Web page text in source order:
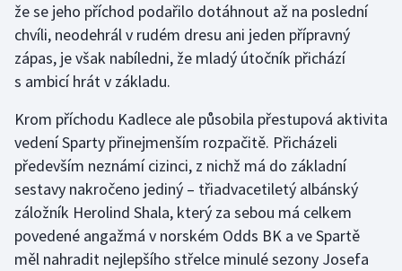
že se jeho příchod podařilo dotáhnout až na poslední
chvíli, neodehrál v rudém dresu ani jeden přípravný
zápas, je však nabíledni, že mladý útočník přichází
s ambicí hrát v základu.
Krom příchodu Kadlece ale působila přestupová aktivita
vedení Sparty přinejmenším rozpačitě. Přicházeli
především neznámí cizinci, z nichž má do základní
sestavy nakročeno jediný – třiadvacetiletý albánský
záložník Herolind Shala, který za sebou má celkem
povedené angažmá v norském Odds BK a ve Spartě
měl nahradit nejlepšího střelce minulé sezony Josefa